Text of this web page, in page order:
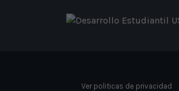
Ver politicas de privacidad